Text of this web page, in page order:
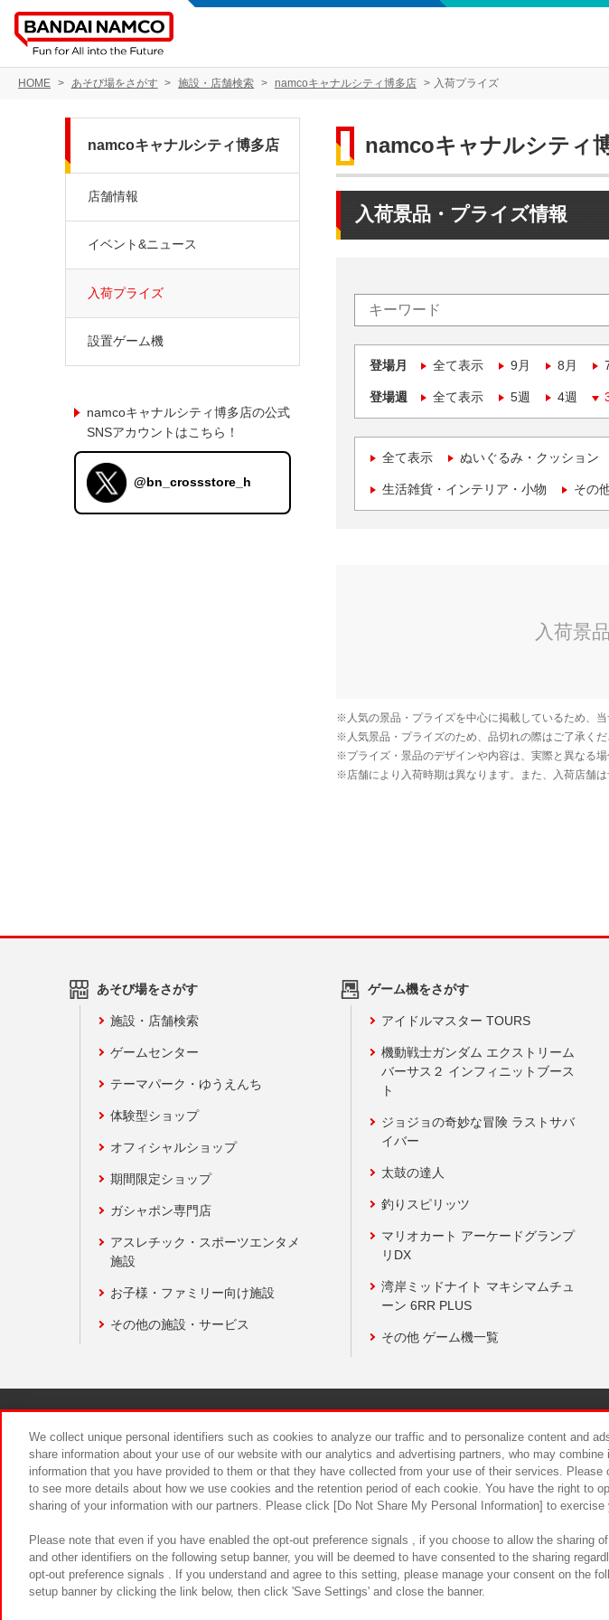
HOME あそび場をさがす 施設・店舗検索 namcoキャナルシティ博多店 入荷プライズ
namcoキャナルシティ
入荷景品・プライズ情報
登場月 全て表示 9月 8月
登場週 全て表示 5週 4週
全て表示 ぬいぐるみ・クッション
生活雑貨・インテリア・小物 その
namcoキャナルシティ博多店
店舗情報
イベント&ニュース
入荷プライズ
設置ゲーム機
namcoキャナルシティ博多店の公式
SNSアカウントはこちら！
@bn_crossstore_h
あそび場をさがす
施設・店舗検索
ゲームセンター
テーマパーク・ゆうえんち
体験型ショップ
オフィシャルショップ
期間限定ショップ
ガシャポン専門店
アスレチック・スポーツエンタメ
施設
お子様・ファミリー向け施設
その他の施設・サービス
ゲーム機をさがす
アイドルマスター TOURS
機動戦士ガンダム エクストリーム
バーサス２ インフィニットブース
ト
ジョジョの奇妙な冒険 ラストサバ
イバー
太鼓の達人
釣りスピリッツ
マリオカート アーケードグランプ
リDX
湾岸ミッドナイト マキシマムチュ
ーン 6RR PLUS
その他 ゲーム機一覧
食品のご提供について カスタマーハラスメ
We collect unique personal identifiers such as cookies to analyze our traffic and to personalize content and
share information about your use of our website with our analytics and advertising partners, who may combine
information that you have provided to them or that they have collected from your use of their services. Please
to see more details about how we use cookies and the retention period of each cookie. You have the right to
sharing of your information with our partners. Please click [Do Not Share My Personal Information] to exercise
Please note that even if you have enabled the opt-out preference signals , if you choose to allow the sharing
and other identifiers on the following setup banner, you will be deemed to have consented to the sharing
opt-out preference signals . If you understand and agree to this setting, please manage your consent on the
setup banner by clicking the link below, then click 'Save Settings' and close the banner.